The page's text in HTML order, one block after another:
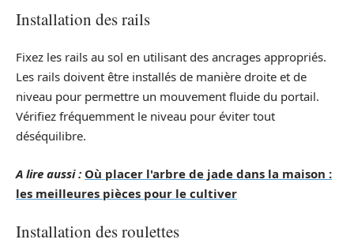
Installation des rails
Fixez les rails au sol en utilisant des ancrages appropriés.
Les rails doivent être installés de manière droite et de
niveau pour permettre un mouvement fluide du portail.
Vérifiez fréquemment le niveau pour éviter tout
déséquilibre.
A lire aussi : Où placer l'arbre de jade dans la maison :
les meilleures pièces pour le cultiver
Installation des roulettes